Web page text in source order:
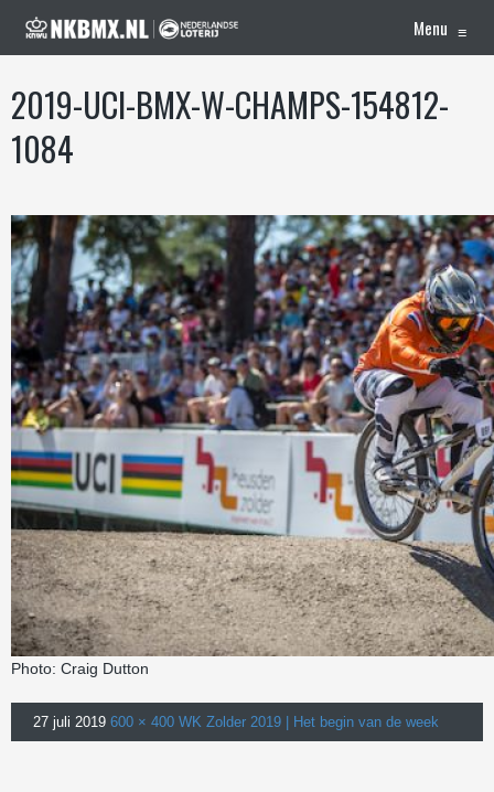
Menu ≡
2019-UCI-BMX-W-CHAMPS-154812-
1084
Photo: Craig Dutton
27 juli 2019 600 × 400 WK Zolder 2019 | Het begin van de week